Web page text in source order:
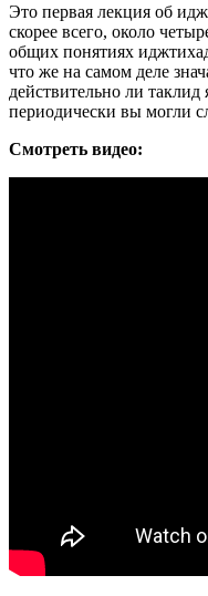
Это первая лекция об
скорее всего, около
общих понятиях
что же на самом деле
действительно ли таклид
периодически вы могли
Смотреть видео: